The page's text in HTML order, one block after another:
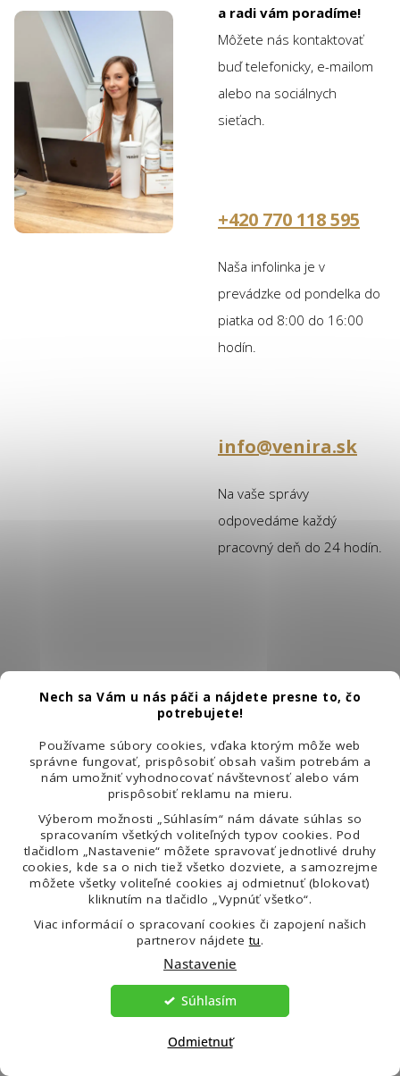
Nech sa Vám u nás páči a nájdete presne to, čo
potrebujete!
Používame súbory cookies, vďaka ktorým môže web
správne fungovať, prispôsobiť obsah vašim potrebám a
nám umožniť vyhodnocovať návštevnosť alebo vám
prispôsobiť reklamu na mieru.
Výberom možnosti „Súhlasím“ nám dávate súhlas so
spracovaním všetkých voliteľných typov cookies. Pod
tlačidlom „Nastavenie“ môžete spravovať jednotlivé druhy
cookies, kde sa o nich tiež všetko dozviete, a samozrejme
môžete všetky voliteľné cookies aj odmietnuť (blokovať)
kliknutím na tlačidlo „Vypnúť všetko“.
Viac informácií o spracovaní cookies či zapojení našich
partnerov nájdetetu.
Nastavenie
Odmietnuť
Súhlasím
a radi vám poradíme!
Môžete nás kontaktovať
buď telefonicky, e-mailom
alebo na sociálnych
sieťach.
+420 770 118 595
Naša infolinka je v
prevádzke od pondelka do
piatka od 8:00 do 16:00
hodín.
info@venira.sk
Na vaše správy
odpovedáme každý
pracovný deň do 24 hodín.
VENIRA = spokojnosť
Sme česká firma
a na trhu sme 9 rokov
Sme česká firma so sídlom a zázemím na
území Českej republiky.
Vďaka
získali
ku každej objednávke
Ku každej objednávke dávame darček, ktorý